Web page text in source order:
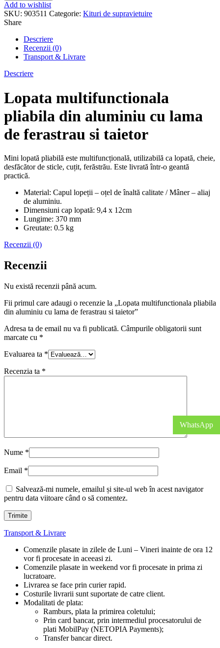
Add to wishlist
SKU: 903511 Categorie: Kituri de supravietuire
Share
Descriere
Recenzii (0)
Transport & Livrare
Descriere
Lopata multifunctionala
pliabila din aluminiu cu lama
de ferastrau si taietor
Mini lopată pliabilă este multifuncțională, utilizabilă ca lopată, cheie,
desfăcător de sticle, cuțit, ferăstrău. Este livrată într-o geantă
practică.
Material: Capul lopeții – oțel de înaltă calitate / Mâner – aliaj
de aluminiu.
Dimensiuni cap lopată: 9,4 x 12cm
Lungime: 370 mm
Greutate: 0.5 kg
Recenzii (0)
Recenzii
Nu există recenzii până acum.
Fii primul care adaugi o recenzie la „Lopata multifunctionala pliabila
din aluminiu cu lama de ferastrau si taietor”
Adresa ta de email nu va fi publicată. Câmpurile obligatorii sunt
marcate cu *
Evaluarea ta *
Recenzia ta *
Nume *
Email *
Salvează-mi numele, emailul și site-ul web în acest navigator
pentru data viitoare când o să comentez.
Transport & Livrare
Comenzile plasate in zilele de Luni – Vineri inainte de ora 12
vor fi procesate in aceeasi zi.
Comenzile plasate in weekend vor fi procesate in prima zi
lucratoare.
Livrarea se face prin curier rapid.
Costurile livrarii sunt suportate de catre client.
Modalitati de plata:
Ramburs, plata la primirea coletului;
Prin card bancar, prin intermediul procesatorului de
plati MobilPay (NETOPIA Payments);
Transfer bancar direct.
WhatsApp